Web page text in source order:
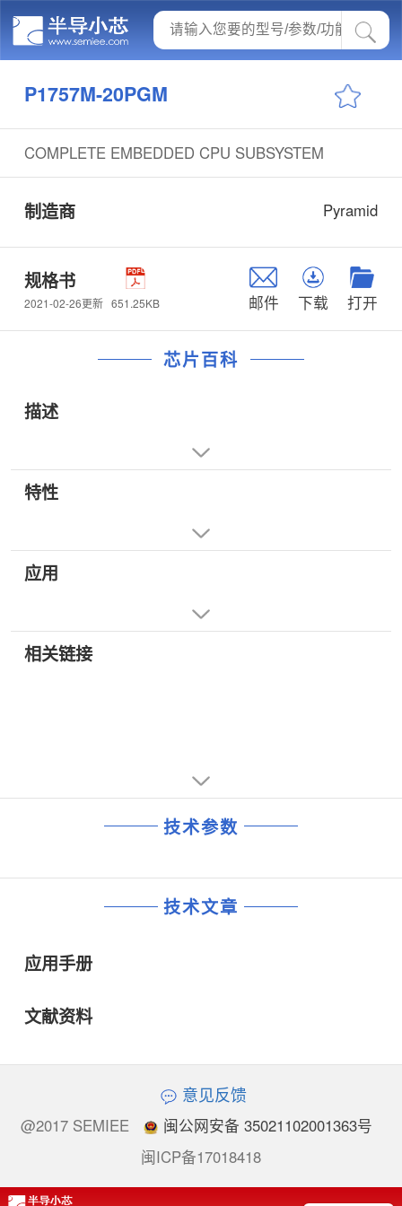
P1757M-20PGM
COMPLETE EMBEDDED CPU SUBSYSTEM
制造商 Pyramid
规格书
2021-02-26更新 651.25KB 邮件 下载 打开
芯片百科
描述
特性
应用
相关链接
技术参数
技术文章
应用手册
文献资料
意见反馈
@2017 SEMIEE
闽公网安备 35021102001363号
闽ICP备17018418